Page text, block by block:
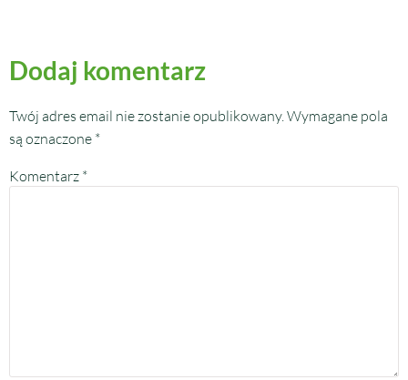
Dodaj komentarz
Twój adres email nie zostanie opublikowany.Wymagane pola
są oznaczone *
Komentarz *